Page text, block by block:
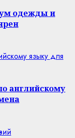
одежды и
языку для
английскому